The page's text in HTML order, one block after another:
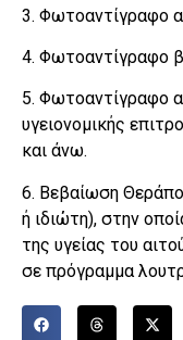
3. Φωτοαντίγραφο
4. Φωτοαντίγραφο
5. Φωτοαντίγραφο
υγειονομικής
και άνω.
6. Βεβαίωση
ή ιδιώτη), στην
της υγείας του
σε πρόγραμμα